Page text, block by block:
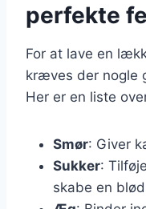
perfekte
For at lave en
kræves der nogle
Her er en liste
Smør: Giver
Sukker:
skabe en